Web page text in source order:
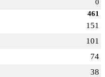
0
461
151
101
74
38